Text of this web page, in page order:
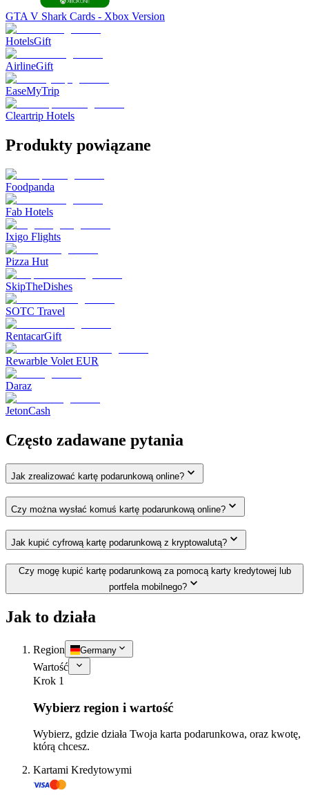
GTA V Shark Cards - Xbox Version
HotelsGift
AirlineGift
EaseMyTrip
Cleartrip Hotels
Produkty powiązane
Foodpanda
Fab Hotels
Ixigo Flights
Pizza Hut
SkipTheDishes
SOTC Travel
RentacarGift
Rewarble Volet EUR
Daraz
JetonCash
Często zadawane pytania
Jak zrealizować kartę podarunkową online?
Czy można wysłać komuś kartę podarunkową online?
Jak kupić cyfrową kartę podarunkową z kryptowalutą?
Czy mogę kupić kartę podarunkową za pomocą karty kredytowej lub
portfela mobilnego?
Jak to działa
Region Germany
Wartość
Krok 1
Wybierz region i wartość
Wybierz, gdzie działa Twoja karta podarunkowa, oraz kwotę,
którą chcesz.
Kartami Kredytowymi